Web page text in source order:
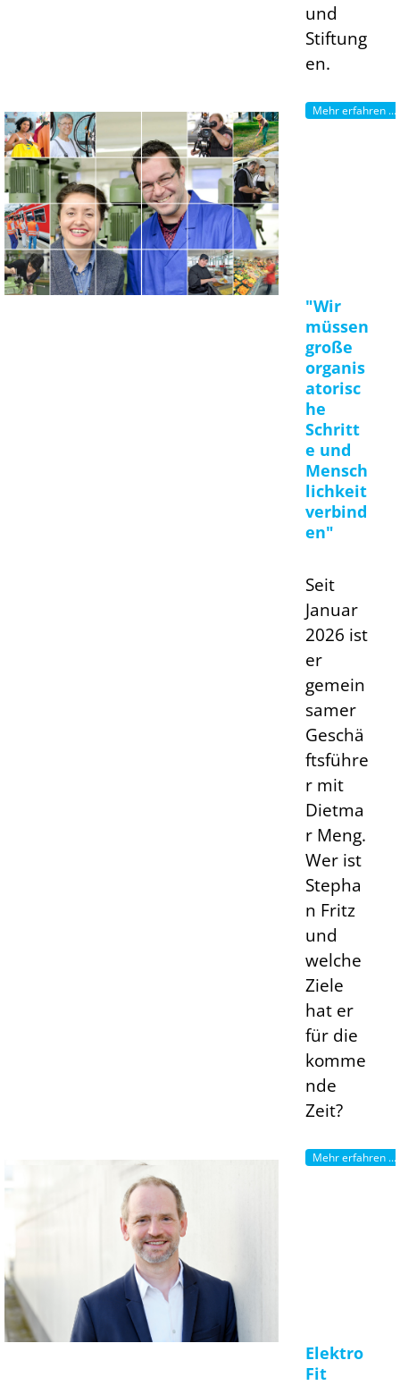
und
Stiftung
en.
Mehr erfahren ...
"Wir
müssen
große
organis
atorisc
he
Schritt
e und
Mensch
lichkeit
verbind
en"
Seit
Januar
2026 ist
er
gemein
samer
Geschä
ftsführe
r mit
Dietma
r Meng.
Wer ist
Stepha
n Fritz
und
welche
Ziele
hat er
für die
komme
nde
Zeit?
Mehr erfahren ...
Elektro
Fit